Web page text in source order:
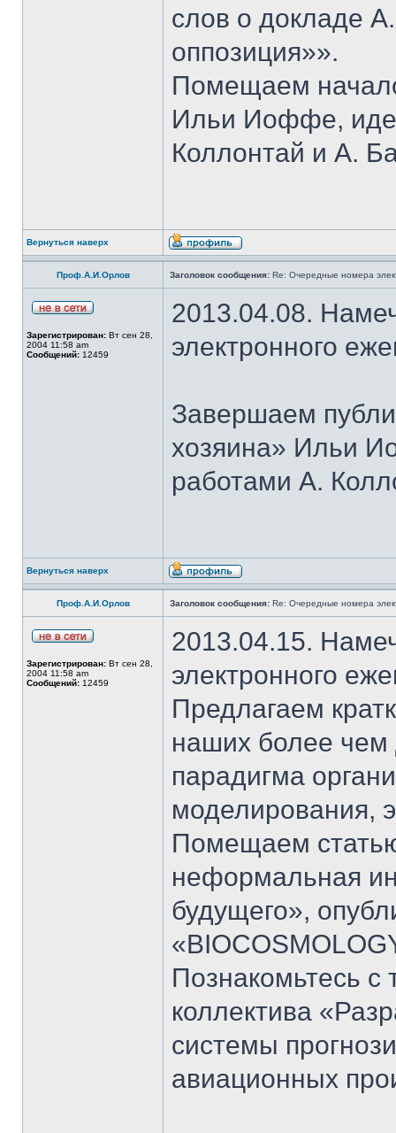
слов о докладе
оппозиция»».
Помещаем
Ильи Иоффе,
Коллонтай и А.
Вернуться наверх
Проф.А.И.Орлов Заголовок сообщения: Re: Очередные номера
Зарегистрирован: Вт сен 28,
2004 11:58 am
Сообщений: 12459
2013.04.08.
электронного
Завершаем
хозяина» Ильи
работами А.
Вернуться наверх
Проф.А.И.Орлов Заголовок сообщения: Re: Очередные номера
Зарегистрирован: Вт сен 28,
2004 11:58 am
Сообщений: 12459
2013.04.15.
электронного
Предлагаем
наших более чем
парадигма
моделирования,
Помещаем
неформальная
будущего»,
Познакомьтесь с
коллектива
системы
авиационных